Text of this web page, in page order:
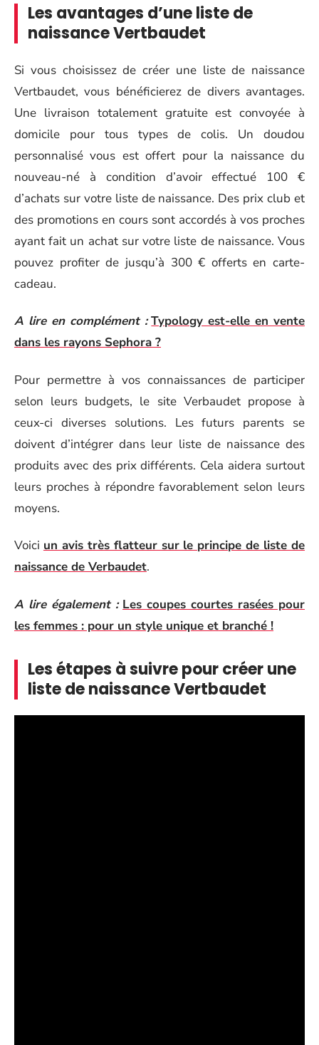
Les avantages d’une liste de
naissance Vertbaudet
Si vous choisissez de créer une liste de naissance
Vertbaudet, vous bénéficierez de divers avantages.
Une livraison totalement gratuite est convoyée à
domicile pour tous types de colis. Un doudou
personnalisé vous est offert pour la naissance du
nouveau-né à condition d’avoir effectué 100 €
d’achats sur votre liste de naissance. Des prix club et
des promotions en cours sont accordés à vos proches
ayant fait un achat sur votre liste de naissance. Vous
pouvez profiter de jusqu’à 300 € offerts en carte-
cadeau.
A lire en complément : Typology est-elle en vente
dans les rayons Sephora ?
Pour permettre à vos connaissances de participer
selon leurs budgets, le site Verbaudet propose à
ceux-ci diverses solutions. Les futurs parents se
doivent d’intégrer dans leur liste de naissance des
produits avec des prix différents. Cela aidera surtout
leurs proches à répondre favorablement selon leurs
moyens.
Voici un avis très flatteur sur le principe de liste de
naissance de Verbaudet.
A lire également : Les coupes courtes rasées pour
les femmes : pour un style unique et branché !
Les étapes à suivre pour créer une
liste de naissance Vertbaudet